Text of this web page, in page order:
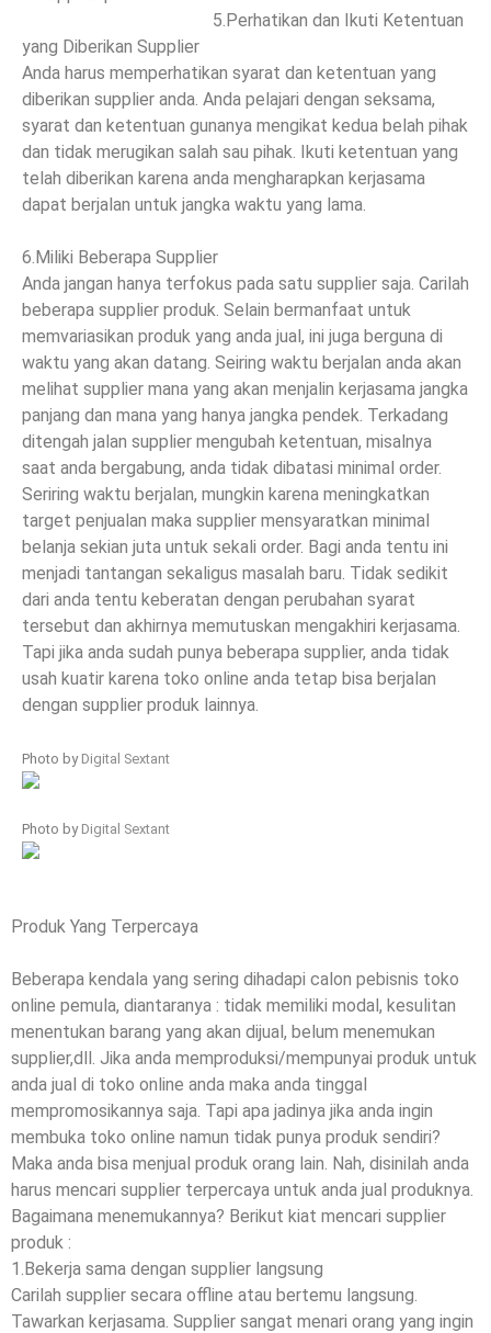
5.Perhatikan dan Ikuti Ketentuan
yang Diberikan Supplier
Anda harus memperhatikan syarat dan ketentuan yang
diberikan supplier anda. Anda pelajari dengan seksama,
syarat dan ketentuan gunanya mengikat kedua belah pihak
dan tidak merugikan salah sau pihak. Ikuti ketentuan yang
telah diberikan karena anda mengharapkan kerjasama
dapat berjalan untuk jangka waktu yang lama.
6.Miliki Beberapa Supplier
Anda jangan hanya terfokus pada satu supplier saja. Carilah
beberapa supplier produk. Selain bermanfaat untuk
memvariasikan produk yang anda jual, ini juga berguna di
waktu yang akan datang. Seiring waktu berjalan anda akan
melihat supplier mana yang akan menjalin kerjasama jangka
panjang dan mana yang hanya jangka pendek. Terkadang
ditengah jalan supplier mengubah ketentuan, misalnya
saat anda bergabung, anda tidak dibatasi minimal order.
Seriring waktu berjalan, mungkin karena meningkatkan
target penjualan maka supplier mensyaratkan minimal
belanja sekian juta untuk sekali order. Bagi anda tentu ini
menjadi tantangan sekaligus masalah baru. Tidak sedikit
dari anda tentu keberatan dengan perubahan syarat
tersebut dan akhirnya memutuskan mengakhiri kerjasama.
Tapi jika anda sudah punya beberapa supplier, anda tidak
usah kuatir karena toko online anda tetap bisa berjalan
dengan supplier produk lainnya.
Photo by Digital Sextant
Photo by Digital Sextant
Produk Yang Terpercaya
Beberapa kendala yang sering dihadapi calon pebisnis toko
online pemula, diantaranya : tidak memiliki modal, kesulitan
menentukan barang yang akan dijual, belum menemukan
supplier,dll. Jika anda memproduksi/mempunyai produk untuk
anda jual di toko online anda maka anda tinggal
mempromosikannya saja. Tapi apa jadinya jika anda ingin
membuka toko online namun tidak punya produk sendiri?
Maka anda bisa menjual produk orang lain. Nah, disinilah anda
harus mencari supplier terpercaya untuk anda jual produknya.
Bagaimana menemukannya? Berikut kiat mencari supplier
produk :
1.Bekerja sama dengan supplier langsung
Carilah supplier secara offline atau bertemu langsung.
Tawarkan kerjasama. Supplier sangat menari orang yang ingin